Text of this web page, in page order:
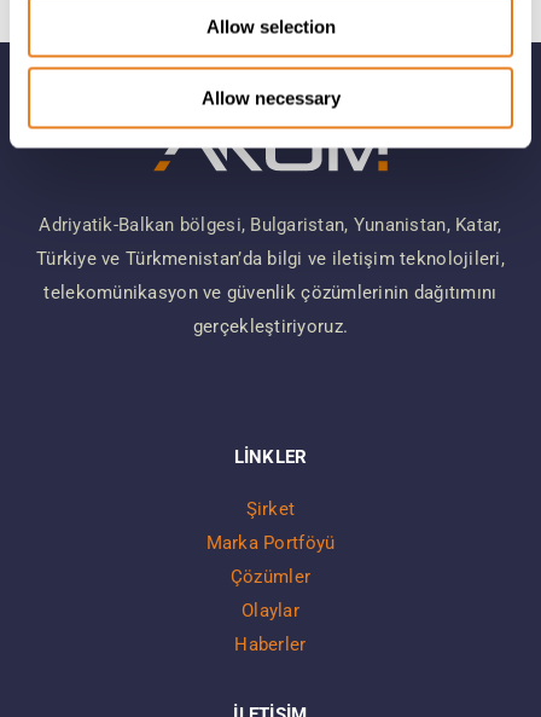
Allow selection
Allow necessary
Adriyatik-Balkan bölgesi, Bulgaristan, Yunanistan, Katar,
Türkiye ve Türkmenistan’da bilgi ve iletişim teknolojileri,
telekomünikasyon ve güvenlik çözümlerinin dağıtımını
gerçekleştiriyoruz.
LİNKLER
Şirket
Marka Portföyü
Çözümler
Olaylar
Haberler